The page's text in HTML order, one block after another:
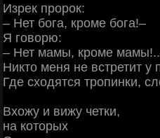
Изрек пророк:
– Нет бога, кроме бога!–
Я говорю:
– Нет мамы, кроме
Никто меня не встретит у
Где сходятся тропинки,
Вхожу и вижу четки,
на которых